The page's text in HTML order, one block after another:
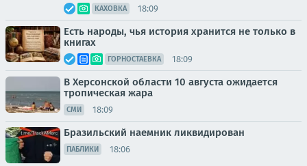
КАХОВКА 18:09
Есть народы, чья история хранится не только в
книгах
ГОРНОСТАЕВКА 18:09
В Херсонской области 10 августа ожидается
тропическая жара
СМИ 18:09
Бразильский наемник ликвидирован
ПАБЛИКИ 18:06